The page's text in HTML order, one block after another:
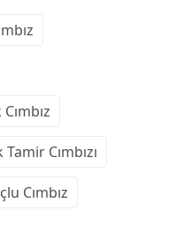
Cımbızı
Cımbız